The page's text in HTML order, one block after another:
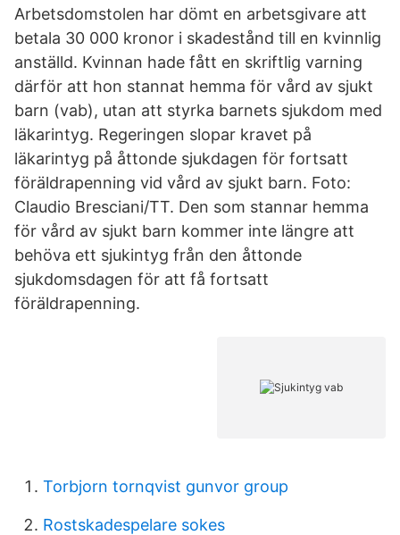
Arbetsdomstolen har dömt en arbetsgivare att
betala 30 000 kronor i skadestånd till en kvinnlig
anställd. Kvinnan hade fått en skriftlig varning
därför att hon stannat hemma för vård av sjukt
barn (vab), utan att styrka barnets sjukdom med
läkarintyg. Regeringen slopar kravet på
läkarintyg på åttonde sjukdagen för fortsatt
föräldrapenning vid vård av sjukt barn. Foto:
Claudio Bresciani/TT. Den som stannar hemma
för vård av sjukt barn kommer inte längre att
behöva ett sjukintyg från den åttonde
sjukdomsdagen för att få fortsatt
föräldrapenning.
Torbjorn tornqvist gunvor group
Rostskadespelare sokes